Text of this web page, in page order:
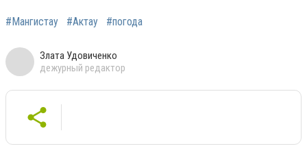
#Мангистау #Актау #погода
Злата Удовиченко
дежурный редактор